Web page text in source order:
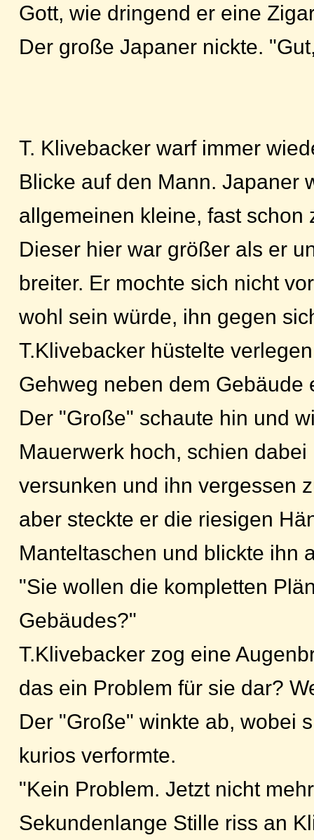
Gott, wie dringend er eine
Der große Japaner nickte.
T. Klivebacker warf immer
Blicke auf den Mann. Japaner
allgemeinen kleine, fast schon
Dieser hier war größer als er
breiter. Er mochte sich nicht
wohl sein würde, ihn gegen
T.Klivebacker hüstelte
Gehweg neben dem Gebäude
Der "Große" schaute hin und
Mauerwerk hoch, schien
versunken und ihn vergessen
aber steckte er die riesigen
Manteltaschen und blickte ihn
"Sie wollen die kompletten
Gebäudes?"
T.Klivebacker zog eine
das ein Problem für sie dar?
Der "Große" winkte ab, wobei
kurios verformte.
"Kein Problem. Jetzt nicht
Sekundenlange Stille riss an